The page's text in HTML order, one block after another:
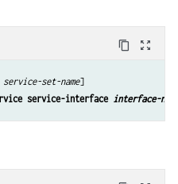
content_copy zoom_out_map
service-set-name]
service-interface interface-